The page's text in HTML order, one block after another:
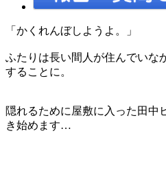
「かくれんぼしようよ。」
ふたりは長い間人が住んでいな
することに。
隠れるために屋敷に入った田中
き始めます…